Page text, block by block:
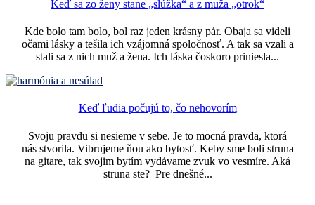
Keď sa zo ženy stane „slúžka“ a z muža „otrok“
Kde bolo tam bolo, bol raz jeden krásny pár. Obaja sa videli
očami lásky a tešila ich vzájomná spoločnosť. A tak sa vzali a
stali sa z nich muž a žena. Ich láska čoskoro priniesla...
Keď ľudia počujú to, čo nehovorím
Svoju pravdu si nesieme v sebe. Je to mocná pravda, ktorá
nás stvorila. Vibrujeme ňou ako bytosť. Keby sme boli struna
na gitare, tak svojim bytím vydávame zvuk vo vesmíre. Aká
struna ste? Pre dnešné...